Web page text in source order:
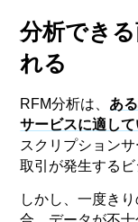
分析でき
れる
RFM分析は、 あ
サービスに適して
スクリプション
取引が発生するビ
しかし、一度き